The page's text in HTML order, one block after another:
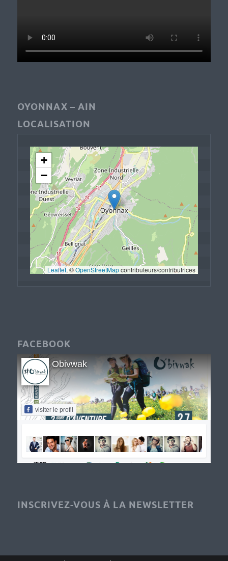
OYONNAX – AIN
LOCALISATION
+
−
Leaflet, © OpenStreetMap contributeurs/contributrices
FACEBOOK
Obivwak
visiter le profil
INSCRIVEZ-VOUS À LA NEWSLETTER